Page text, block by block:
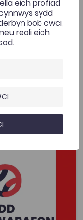
fideo
gan gynulleidfa
Add to
Chyfathrebu
eich profiad
sydd
bob cwci,
reoli eich